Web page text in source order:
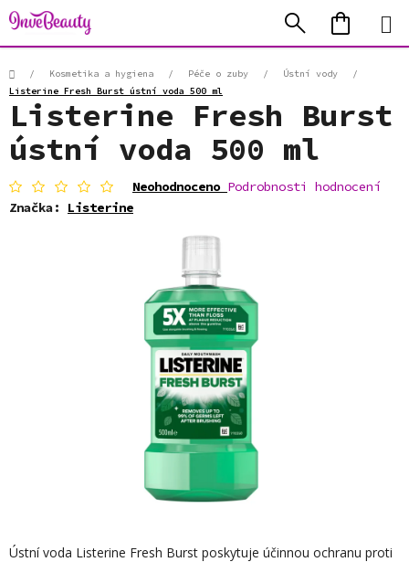
Přejít
na
obsah
Hledat
KOŠÍK
Domů/ Kosmetika a hygiena / Péče o zuby / Ústní vody
/
Listerine Fresh Burst ústní voda 500 ml
Ústní voda Listerine Fresh Burst poskytuje účinnou ochranu proti
Listerine Fresh Burst
ústní voda 500 ml
Průměrné
produktu
hvězdiček.
Neohodnoceno Podrobnosti hodnocení
Značka: Listerine